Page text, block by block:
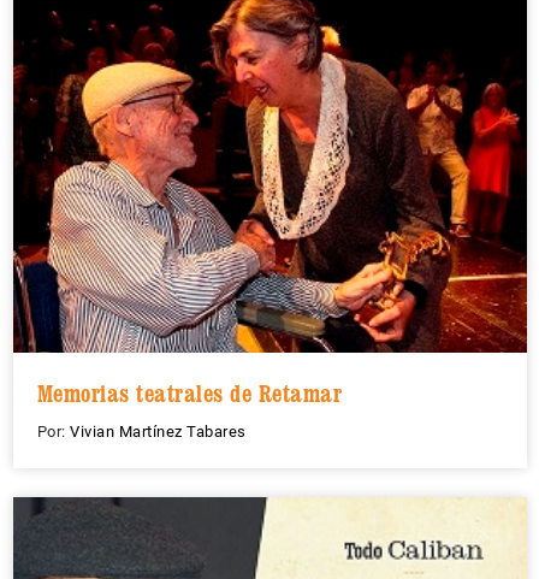
Memorias teatrales de Retamar
Por: Vivian Martínez Tabares